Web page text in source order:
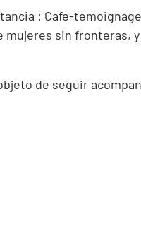
: Cafe-
mujeres sin fronteras,
de seguir